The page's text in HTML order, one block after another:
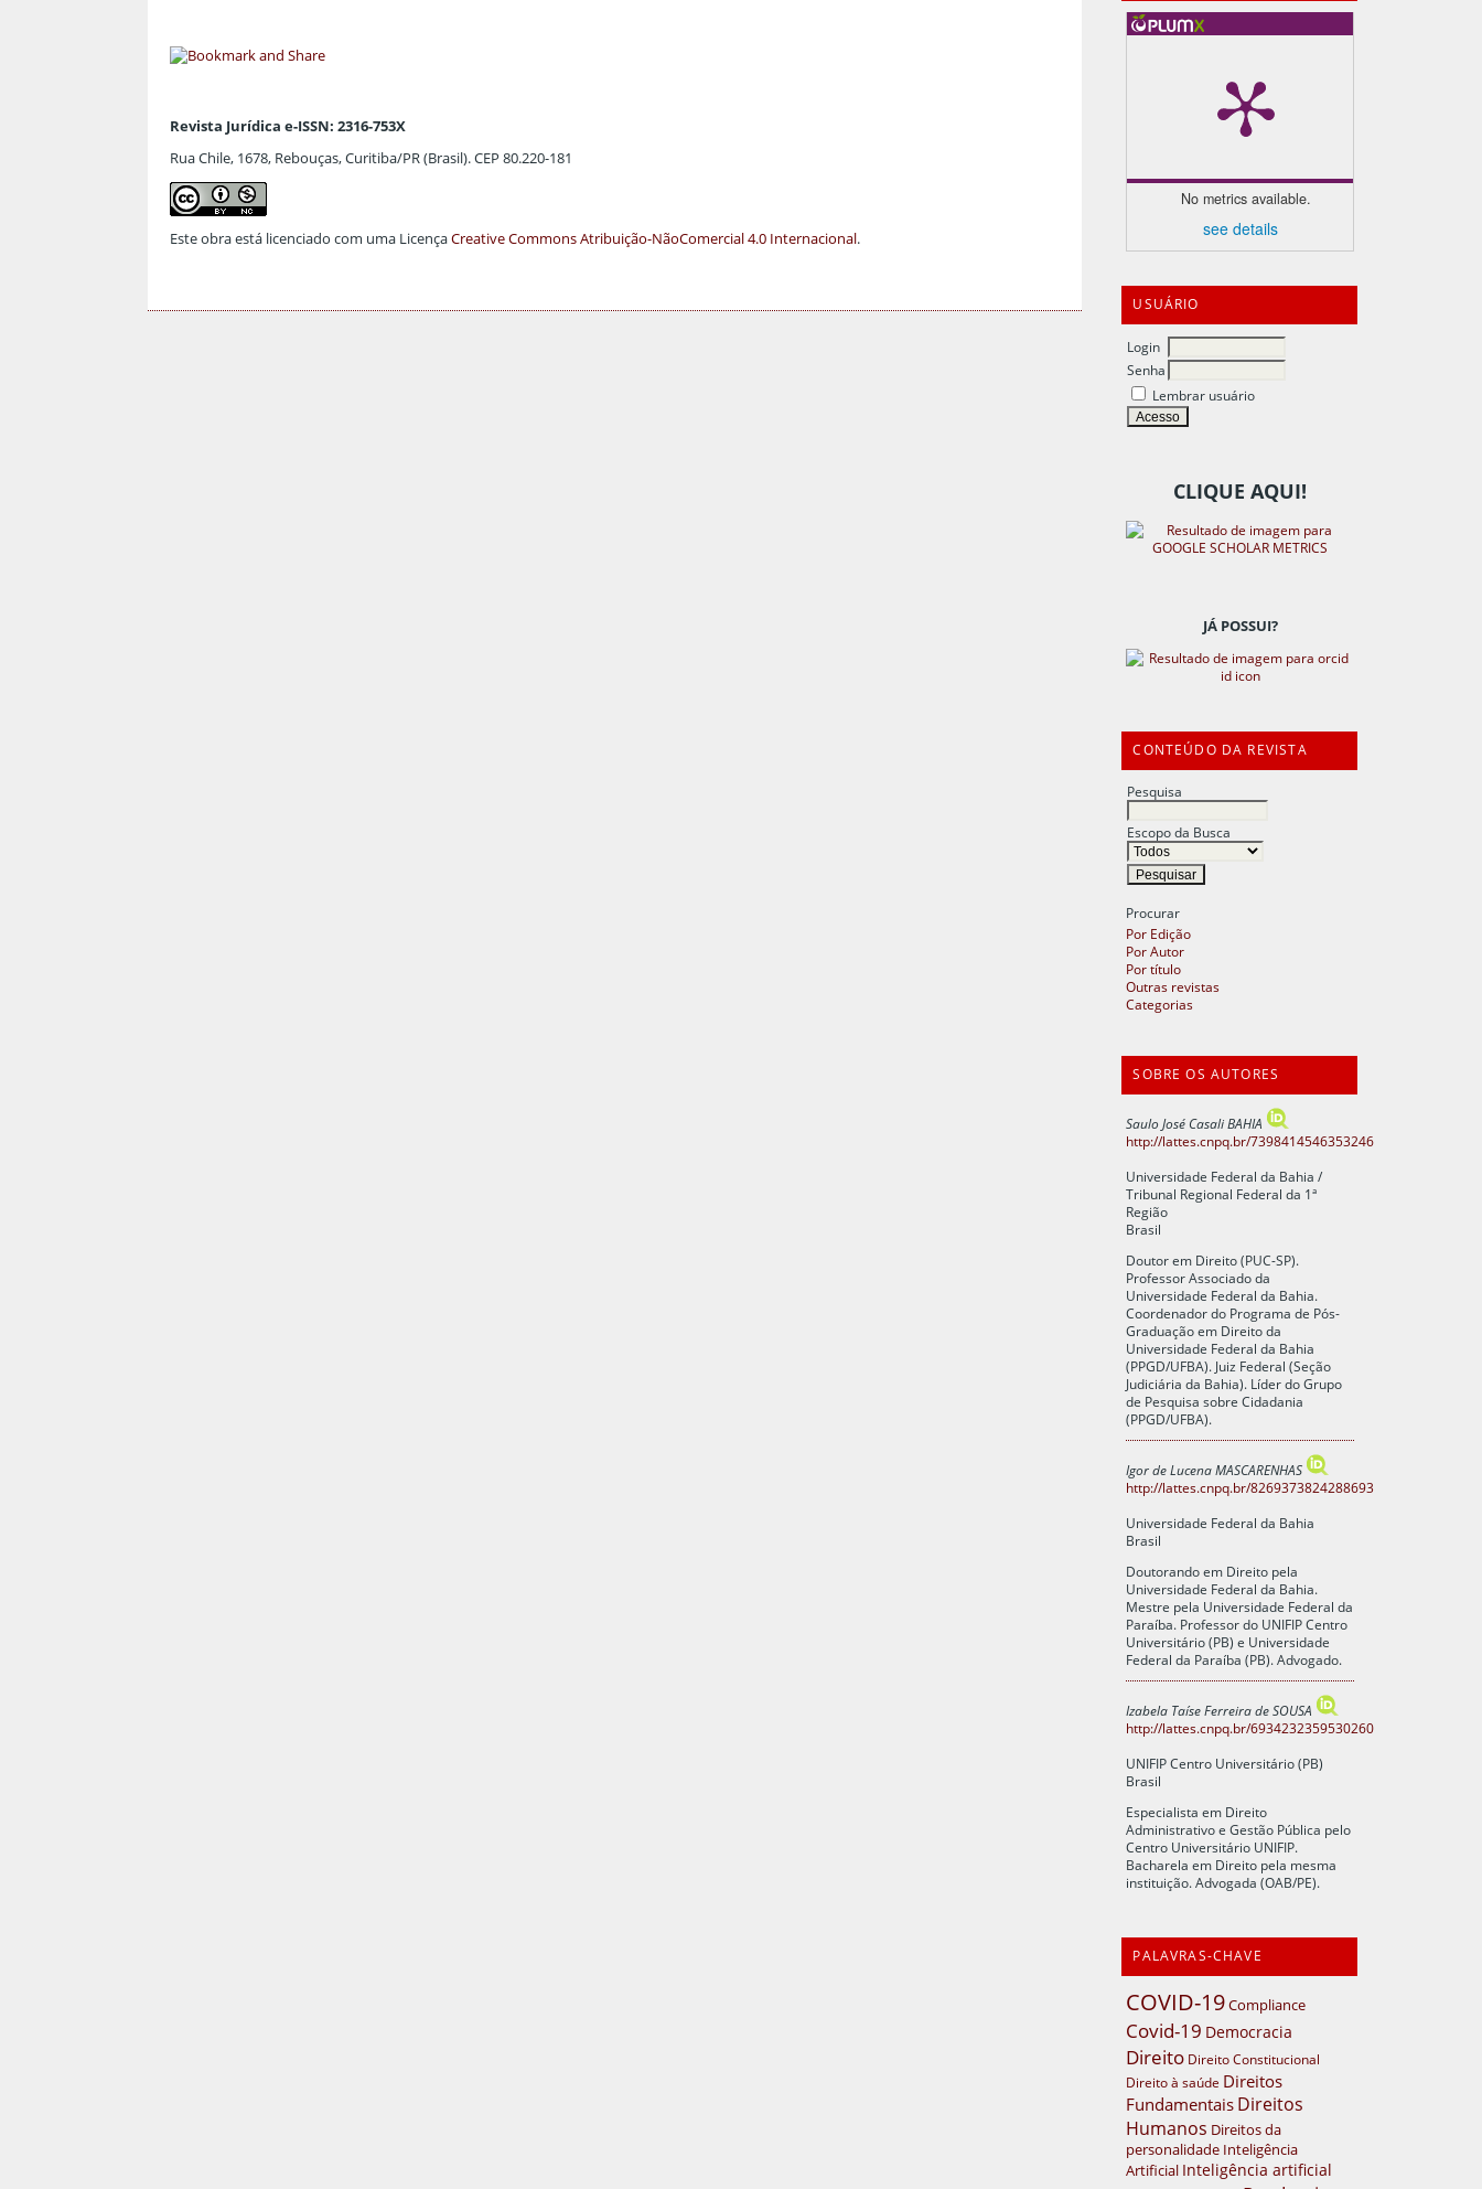
No metrics available.
see details
USUÁRIO
Login
Senha
Lembrar usuário
CLIQUE AQUI!
JÁ POSSUI?
CONTEÚDO DA REVISTA
Pesquisa
Escopo da Busca
Procurar
Por Edição
Por Autor
Por título
Outras revistas
Categorias
SOBRE OS AUTORES
Saulo José Casali BAHIA
http://lattes.cnpq.br/7398414546353246
Universidade Federal da Bahia /
Tribunal Regional Federal da 1ª
Região
Brasil
Doutor em Direito (PUC-SP).
Professor Associado da
Universidade Federal da Bahia.
Coordenador do Programa de Pós-
Graduação em Direito da
Universidade Federal da Bahia
(PPGD/UFBA). Juiz Federal (Seção
Judiciária da Bahia). Líder do Grupo
de Pesquisa sobre Cidadania
(PPGD/UFBA).
Igor de Lucena MASCARENHAS
http://lattes.cnpq.br/8269373824288693
Universidade Federal da Bahia
Brasil
Doutorando em Direito pela
Universidade Federal da Bahia.
Mestre pela Universidade Federal da
Paraíba. Professor do UNIFIP Centro
Universitário (PB) e Universidade
Federal da Paraíba (PB). Advogado.
Izabela Taíse Ferreira de SOUSA
http://lattes.cnpq.br/6934232359530260
UNIFIP Centro Universitário (PB)
Brasil
Especialista em Direito
Administrativo e Gestão Pública pelo
Centro Universitário UNIFIP.
Bacharela em Direito pela mesma
instituição. Advogada (OAB/PE).
PALAVRAS-CHAVE
COVID-19Compliance
Covid-19 Democracia
Direito Direito Constitucional
Direito à saúde Direitos
Fundamentais Direitos
Humanos Direitos da
personalidade Inteligência
Artificial Inteligência artificial
Revista Jurídica e-ISSN: 2316-753X
Rua Chile, 1678, Rebouças, Curitiba/PR (Brasil). CEP 80.220-181
Este obra está licenciado com uma LicençaCreative Commons Atribuição-NãoComercial 4.0 Internacional.